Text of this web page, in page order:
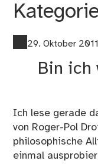
29. Oktober 2011
Bin ich
Ich lese gerade
von Roger-Pol
philosophische
einmal